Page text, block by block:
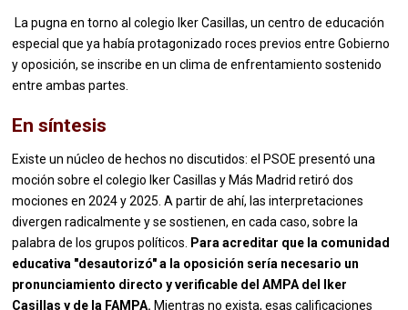
La pugna en torno al colegio Iker Casillas, un centro de educación
especial que ya había protagonizado roces previos entre Gobierno
y oposición, se inscribe en un clima de enfrentamiento sostenido
entre ambas partes.
En síntesis
Existe un núcleo de hechos no discutidos: el PSOE presentó una
moción sobre el colegio Iker Casillas y Más Madrid retiró dos
mociones en 2024 y 2025. A partir de ahí, las interpretaciones
divergen radicalmente y se sostienen, en cada caso, sobre la
palabra de los grupos políticos. Para acreditar que la comunidad
educativa "desautorizó" a la oposición sería necesario un
pronunciamiento directo y verificable del AMPA del Iker
Casillas y de la FAMPA. Mientras no exista, esas calificaciones